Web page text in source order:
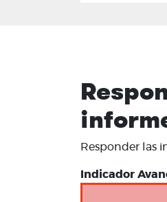
Responder las
Indicador